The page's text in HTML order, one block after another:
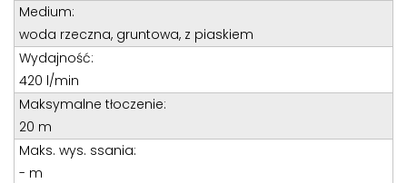
Tel: 32 275 32 26 wew. 20
Kom:+48 601 750 464
E-mail:
Tomasz Bochenek
Teren całego kraju
Medium:
woda rzeczna, gruntowa, z piaskiem
Wydajność:
420 l/min
Maksymalne tłoczenie:
20 m
Maks. wys. ssania:
- m